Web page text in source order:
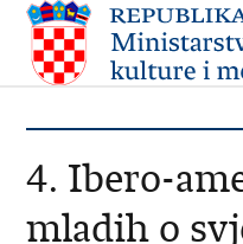
4. Ibero-
mladih o